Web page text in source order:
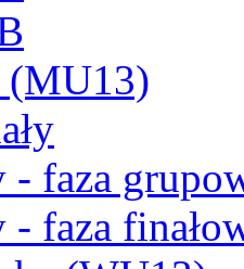
(MU13)
- faza
- faza